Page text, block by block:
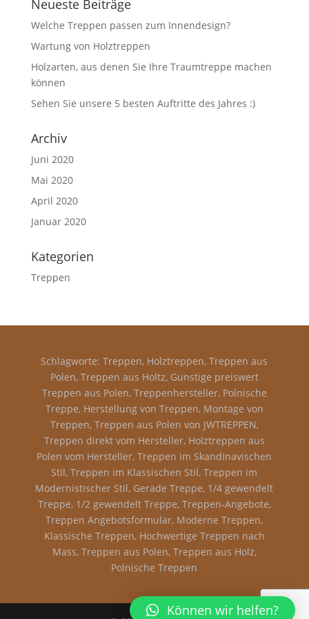
Neueste Beiträge
Welche Treppen passen zum Innendesign?
Wartung von Holztreppen
Holzarten, aus denen Sie Ihre Traumtreppe machen
können
Sehen Sie unsere 5 besten Auftritte des Jahres :)
Archiv
Juni 2020
Mai 2020
April 2020
Januar 2020
Kategorien
Treppen
Schlagworte: Treppen, Holztreppen, Treppen aus
Polen, Treppen aus Holtz, Gunstige preiswert
Treppen aus Polen, Treppenhersteller, Polnische
Treppe, Herstellung von Treppen, Montage von
Treppen, Treppen aus Polen von JWTREPPEN,
Treppen direkt vom Hersteller, Holztreppen aus
Polen vom Hersteller, Treppen im Skandinavischen
Stil, Treppen im Klassischen Stil, Treppen im
Modernistischer Stil, Gerade Treppe, 1/4 gewendelt
Treppe, 1/2 gewendelt Treppe, Treppen-Angebote,
Treppen Angebotsformular, Moderne Treppen,
Klassische Treppen, Hochwertige Treppen nach
Mass, Treppen aus Polen, Treppen aus Holz,
Polnische Treppen
Können wir helfen?